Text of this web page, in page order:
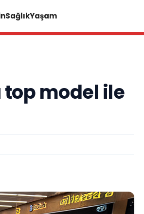
SağlıkYaşam
top model ile